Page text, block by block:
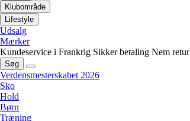
Klubområde
Lifestyle
Udsalg
Mærker
Kundeservice i Frankrig Sikker betaling Nem retur
Søg
Verdensmesterskabet 2026
Sko
Hold
Børn
Træning